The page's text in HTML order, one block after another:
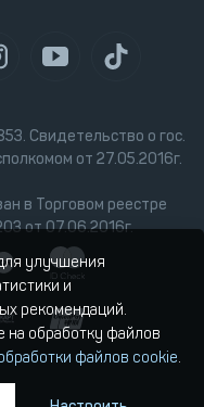
Свидетельство о гос.
от 27.05.2016г.
в Торговом реестре
от 07.06.2016г.
улучшения
и
рекомендаций.
на обработку файлов
файлов cookie.